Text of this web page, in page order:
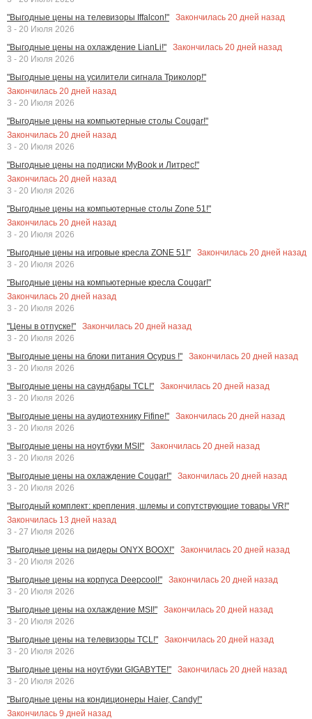
"Выгодные цены на телевизоры Iffalcon!"
Закончилась 20 дней назад
3 - 20 Июля 2026
"Выгодные цены на охлаждение LianLi!"
Закончилась 20 дней назад
3 - 20 Июля 2026
"Выгодные цены на усилители сигнала Триколор!"
Закончилась 20 дней назад
3 - 20 Июля 2026
"Выгодные цены на компьютерные столы Cougar!"
Закончилась 20 дней назад
3 - 20 Июля 2026
"Выгодные цены на подписки MyBook и Литрес!"
Закончилась 20 дней назад
3 - 20 Июля 2026
"Выгодные цены на компьютерные столы Zone 51!"
Закончилась 20 дней назад
3 - 20 Июля 2026
"Выгодные цены на игровые кресла ZONE 51!"
Закончилась 20 дней назад
3 - 20 Июля 2026
"Выгодные цены на компьютерные кресла Cougar!"
Закончилась 20 дней назад
3 - 20 Июля 2026
"Цены в отпуске!"
Закончилась 20 дней назад
3 - 20 Июля 2026
"Выгодные цены на блоки питания Ocypus !"
Закончилась 20 дней назад
3 - 20 Июля 2026
"Выгодные цены на саундбары TCL!"
Закончилась 20 дней назад
3 - 20 Июля 2026
"Выгодные цены на аудиотехнику Fifine!"
Закончилась 20 дней назад
3 - 20 Июля 2026
"Выгодные цены на ноутбуки MSI!"
Закончилась 20 дней назад
3 - 20 Июля 2026
"Выгодные цены на охлаждение Cougar!"
Закончилась 20 дней назад
3 - 20 Июля 2026
"Выгодный комплект: крепления, шлемы и сопутствующие товары VR!"
Закончилась 13 дней назад
3 - 27 Июля 2026
"Выгодные цены на ридеры ONYX BOOX!"
Закончилась 20 дней назад
3 - 20 Июля 2026
"Выгодные цены на корпуса Deepcool!"
Закончилась 20 дней назад
3 - 20 Июля 2026
"Выгодные цены на охлаждение MSI!"
Закончилась 20 дней назад
3 - 20 Июля 2026
"Выгодные цены на телевизоры TCL!"
Закончилась 20 дней назад
3 - 20 Июля 2026
"Выгодные цены на ноутбуки GIGABYTE!"
Закончилась 20 дней назад
3 - 20 Июля 2026
"Выгодные цены на кондиционеры Haier, Candy!"
Закончилась 9 дней назад